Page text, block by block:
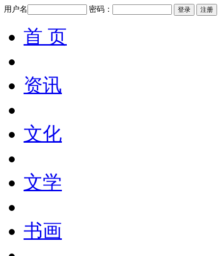
用户名 密码：
首 页
资讯
文化
文学
书画